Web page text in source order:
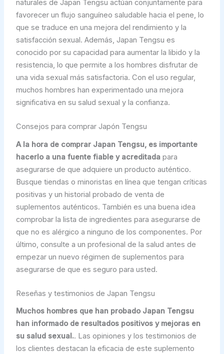
naturales de Japan Tengsu actúan conjuntamente para
favorecer un flujo sanguíneo saludable hacia el pene, lo
que se traduce en una mejora del rendimiento y la
satisfacción sexual. Además, Japan Tengsu es
conocido por su capacidad para aumentar la libido y la
resistencia, lo que permite a los hombres disfrutar de
una vida sexual más satisfactoria. Con el uso regular,
muchos hombres han experimentado una mejora
significativa en su salud sexual y la confianza.
Consejos para comprar Japón Tengsu
A la hora de comprar Japan Tengsu, es importante
hacerlo a una fuente fiable y acreditadapara
asegurarse de que adquiere un producto auténtico.
Busque tiendas o minoristas en línea que tengan críticas
positivas y un historial probado de venta de
suplementos auténticos. También es una buena idea
comprobar la lista de ingredientes para asegurarse de
que no es alérgico a ninguno de los componentes. Por
último, consulte a un profesional de la salud antes de
empezar un nuevo régimen de suplementos para
asegurarse de que es seguro para usted.
Reseñas y testimonios de Japan Tengsu
Muchos hombres que han probado Japan Tengsu
han informado de resultados positivos y mejoras en
su salud sexual.. Las opiniones y los testimonios de
los clientes destacan la eficacia de este suplemento